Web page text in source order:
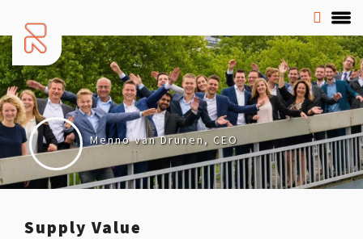
Supply Value
Menno van Drunen, CEO